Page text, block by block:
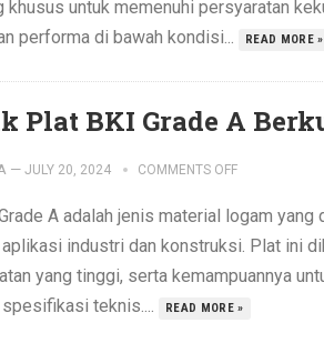
khusus untuk memenuhi persyaratan
performa di bawah kondisi...
READ MORE »
Plat BKI Grade A
— JULY 20, 2024 COMMENTS OFF
A adalah jenis material logam yang
industri dan konstruksi. Plat ini
yang tinggi, serta kemampuannya
teknis....
READ MORE »